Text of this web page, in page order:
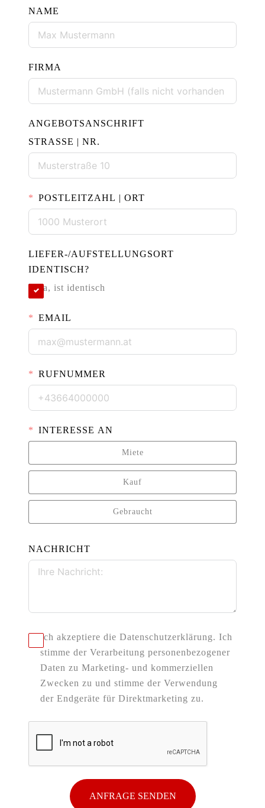
NAME
FIRMA
ANGEBOTSANSCHRIFT
STRASSE | NR.
POSTLEITZAHL | ORT
LIEFER-/AUFSTELLUNGSORT
IDENTISCH?
Ja, ist identisch
EMAIL
RUFNUMMER
INTERESSE AN
Miete
Kauf
Gebraucht
NACHRICHT
Ich akzeptiere die Datenschutzerklärung. Ich
stimme der Verarbeitung personenbezogener
Daten zu Marketing- und kommerziellen
Zwecken zu und stimme der Verwendung
der Endgeräte für Direktmarketing zu.
ANFRAGE SENDEN